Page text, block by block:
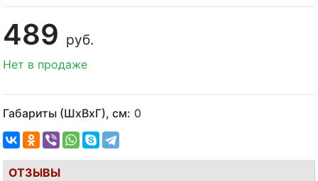
489 руб.
Нет в продаже
Габариты (ШхВхГ), см: 0
ОТЗЫВЫ